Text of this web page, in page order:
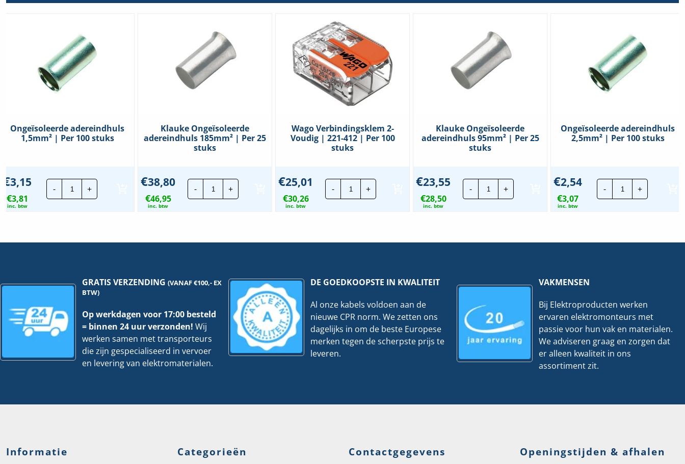
Ongeïsoleerde adereindhuls
1,5mm² | Per 100 stuks
€3,15
€3,81
inc. btw
-
Ongeïsoleerde
adereindhuls
1,5mm²
+
Klauke Ongeïsoleerde
adereindhuls 185mm² | Per 25
stuks
€38,80
€46,95
inc. btw
-
Klauke
Ongeïsoleerde
adereindhuls
+
Wago Verbindingsklem 2-
Voudig | 221-412 | Per 100
stuks
€25,01
€30,26
inc. btw
-
Wago
Verbindingsklem
2-
+
Klauke Ongeïsoleerde
adereindhuls 95mm² | Per 25
stuks
€23,55
€28,50
inc. btw
-
Klauke
Ongeïsoleerde
adereindhuls
+
Ongeïsoleerde adereindhuls
2,5mm² | Per 100 stuks
€2,54
€3,07
inc. btw
-
Ongeïsoleerde
adereindhuls
2,5mm²
+
GRATIS VERZENDING(VANAF €100,- EX
BTW)
Op werkdagen voor 17:00 besteld
= binnen 24 uur verzonden! Wij
werken samen met transporteurs
die zijn gespecialiseerd in vervoer
en levering van elektromaterialen.
DE GOEDKOOPSTE IN KWALITEIT
Al onze kabels voldoen aan de
nieuwe CPR norm. We zetten ons
dagelijks in om de beste Europese
merken tegen de scherpste prijs te
leveren.
VAKMENSEN
Bij Elektroproducten werken
ervaren elektromonteurs met
passie voor hun vak en materialen.
We adviseren graag en zorgen dat
er alleen kwaliteit in ons
assortiment zit.
Informatie Categorieën Contactgegevens Openingstijden & afhalen